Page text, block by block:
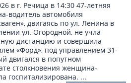
в г. Речица в 14:30 47-летняя
водитель автомобиля
двигаясь по ул. Ленина в
ул. Огородной, не учла
дистанцию и совершила
«Форд», под управлением 31-
двигался в попутном
столкновения женщина-
госпитализирована. ...